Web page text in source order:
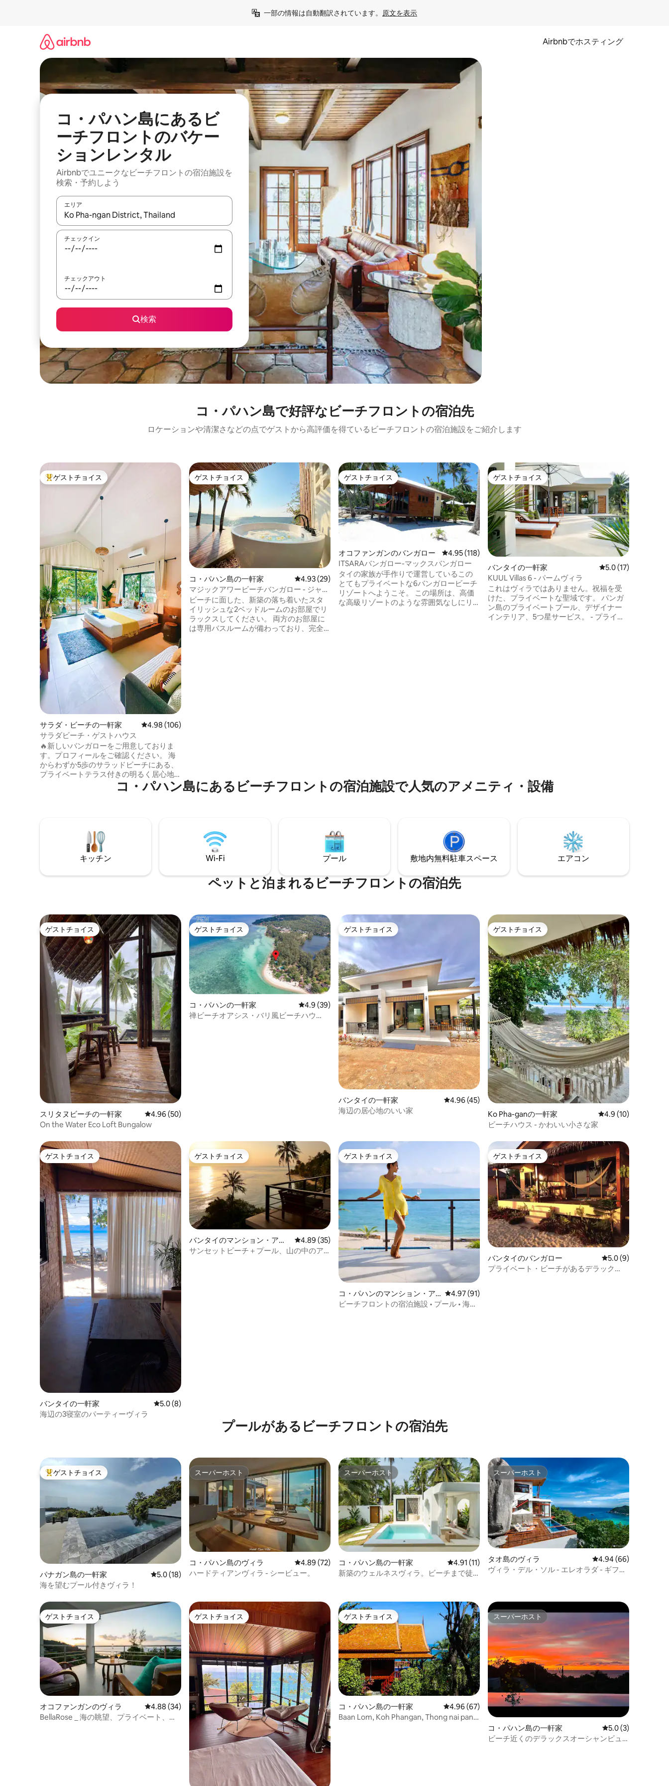
一部の情報は自動翻訳されています。 原文を表示
Airbnbでホスティング
コ・パハン島にあるビ
ーチフロントのバケー
ションレンタル
Airbnbでユニークなビーチフロントの宿泊施設を
検索・予約しよう
エリア
検索結果が表示されたら、上下の矢印キーを使って移動するか、画面をタッチまたはスワイプして検索結果を確認することができます。
チェックイン
チェックアウト
検索
コ・パハン島で好評なビーチフロントの宿泊先
ロケーションや清潔さなどの点でゲストから高評価を得ているビーチフロントの宿泊施設をご紹介します
大好評のゲストチョイスです。
ゲストチョイス
サラダ・ビーチの一軒家 レビュー106件、5つ星中4.98つ星の平均評価
4.98 (106)
サラダビーチ・ゲストハウス
🔥新しいバンガローをご用意しておりま
す。プロフィールをご確認ください。 海
からわずか5歩のサラッドビーチにある、
プライベートテラス付きの明るく居心地
の良いゲストハウスへようこそ。 ここは
ご休暇にぴったりの場所です。絶景を楽
クター、音楽用のAlexaスピーカー、コー
ヒーマシン、無料のウェルカムミニバー
をお楽しみください。 ビーチでは、ワイ
ングラスや地ビールを片手にバーベキュ
ー、心落ち着く海風、ライブミュージッ
ク、ファイヤーショーを楽しめます。
ゲストチョイス
ゲストチョイス
コ・パハン島の一軒家 レビュー29件、5つ星中4.93つ星の平均評価
4.93 (29)
マジックアワービーチバンガロー - ジャグ
ジーで夕日を眺める
ビーチに面した、新築の落ち着いたスタ
イリッシュな2ベッドルームのお部屋でリ
ラックスしてください。 両方のお部屋に
は専用バスルームが備わっており、完全
ゲストチョイス
ゲストチョイス
オコファンガンのバンガロー レビュー118件、5つ星中4.95つ星の平均評価
4.95 (118)
ITSARAバンガロー-マックスバンガロー
タイの家族が手作りで運営しているこの
とてもプライベートな6バンガロービーチ
リゾートへようこそ。 この場所は、高価
な高級リゾートのような雰囲気なしにリ
ゲストチョイス
ゲストチョイス
バンタイの一軒家 レビュー17件、5つ
5.0 (17)
KUUL Villas 6 - パームヴィラ
これはヴィラではありません。祝福を受
けた、プライベートな聖域です。 パンガ
ン島のプライベートプール、デザイナー
インテリア、5つ星サービス。 - プライベ
コ・パハン島にあるビーチフロントの宿泊施設で人気のアメニティ・設備
キッチン Wi-Fi プール 敷地内無料駐⁠車ス⁠ペ⁠ー⁠ス エアコン
ペットと泊まれるビーチフロントの宿泊先
ゲストチョイス
ゲストチョイス
スリタヌビーチの一軒家 レビュー50件、5つ星中4.96つ星の平均評価
4.96 (50)
On the Water Eco Loft Bungalow
ゲストチョイス
ゲストチョイス
コ・パハンの一軒家 レビュー39件、5つ星中4.9つ星の平均評価
4.9 (39)
禅ビーチオアシス・バリ風ビーチハウ
ゲストチョイス
ゲストチョイス
バンタイの一軒家 レビュー45件、5つ星中4.96つ星の平均評価
4.96 (45)
海辺の居心地のいい家
ゲストチョイス
ゲストチョイス
Ko Pha-ganの一軒家 レビュー10件、5つ
4.9 (10)
ビーチハウス - かわいい小さな家
ゲストチョイス
ゲストチョイス
バンタイの一軒家 レビュー8件、5つ星中5.0つ星の平均評価
5.0 (8)
海辺の3寝室のパーティーヴィラ
ゲストチョイス
ゲストチョイス
バンタイのマンション・アパ
ート
レビュー35件、5つ星中4.89つ星の平均評価
4.89 (35)
サンセットビーチ＋プール、山の中のア
ゲストチョイス
ゲストチョイス
コ・パハンのマンション・ア
パート
レビュー91件、5つ星中4.97つ星の平均評価
4.97 (91)
ビーチフロントの宿泊施設 • プール • 海の
ゲストチョイス
ゲストチョイス
バンタイのバンガロー レビュー9件、5つ
5.0 (9)
プライベート・ビーチがあるデラック
プールがあるビーチフロントの宿泊先
大好評のゲストチョイスです。
ゲストチョイス
パナガン島の一軒家 レビュー18件、5つ星中5.0つ星の平均評価
5.0 (18)
海を望むプール付きヴィラ！
スーパーホスト
スーパーホスト
コ・パハン島のヴィラ レビュー72件、5つ星中4.89つ星の平均評価
4.89 (72)
ハードティアンヴィラ - シービュー。
スーパーホスト
スーパーホスト
コ・パハン島の一軒家 レビュー11件、5つ星中4.91つ星の平均評価
4.91 (11)
新築のウェルネスヴィラ。ビーチまで徒
スーパーホスト
スーパーホスト
タオ島のヴィラ レビュー66件、5つ星
4.94 (66)
ヴィラ・デル・ソル - エレオラダ - ギフ
ゲストチョイス
ゲストチョイス
オコファンガンのヴィラ レビュー34件、5つ星中4.88つ星の平均評価
4.88 (34)
BellaRose _ 海の眺望、プライベート、ビ
ゲストチョイス
ゲストチョイス ゲストチョイス
ゲストチョイス
コ・パハン島の一軒家 レビュー67件、5つ星中4.96つ星の平均評価
4.96 (67)
Baan Lom, Koh Phangan, Thong nai pan
スーパーホスト
スーパーホスト
コ・パハン島の一軒家 レビュー3件、5つ
5.0 (3)
ビーチ近くのデラックスオーシャンビュ